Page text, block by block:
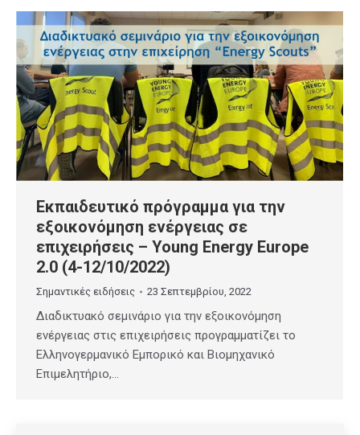
Εκπαιδευτικό πρόγραμμα για την
εξοικονόμηση ενέργειας σε
επιχειρήσεις – Young Energy Europe
2.0 (4-12/10/2022)
Σημαντικές ειδήσεις 23 Σεπτεμβρίου, 2022
Διαδικτυακό σεμινάριο για την εξοικονόμηση
ενέργειας στις επιχειρήσεις προγραμματίζει το
Ελληνογερμανικό Εμπορικό και Βιομηχανικό
Επιμελητήριο,…